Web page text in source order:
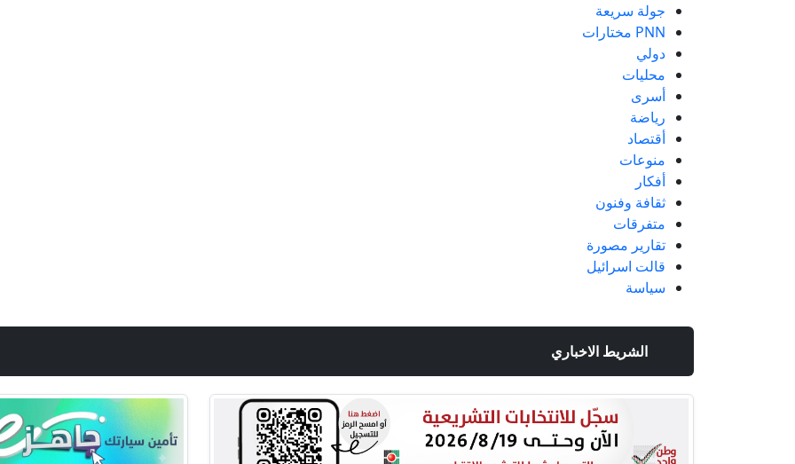
جولة سريعة
PNN مختارات
دولي
محليات
أسرى
رياضة
أقتصاد
منوعات
أفكار
ثقافة وفنون
متفرقات
تقارير مصورة
قالت اسرائيل
سياسة
الشريط الاخباري